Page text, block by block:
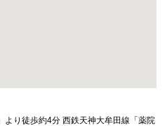
より徒歩約4分 西鉄天神大牟田線「薬院